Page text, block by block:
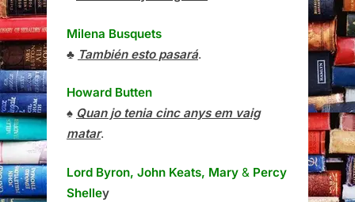
Milena Busquets
♣ También esto pasará.
Howard Butten
♠ Quan jo tenia cinc anys em vaig
matar.
Lord Byron, John Keats, Mary & Percy
Shelley